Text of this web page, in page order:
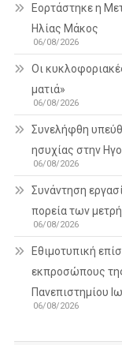
Εορτάστηκε η
Ηλίας Μάκος
06/08/2026
Οι
ματιά»
06/08/2026
Συνελήφθη
ησυχίας στην
06/08/2026
Συνάντηση
πορεία των
06/08/2026
Εθιμοτυπική
εκπροσώπους
Πανεπιστημίου
06/08/2026